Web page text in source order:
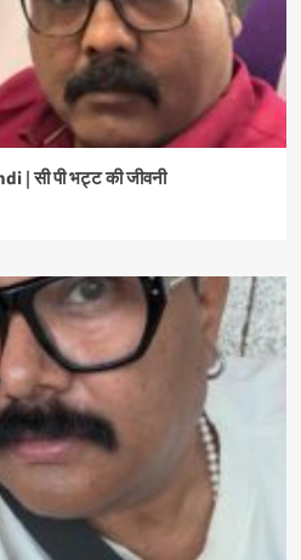
| सी पी भट्ट की जीवनी